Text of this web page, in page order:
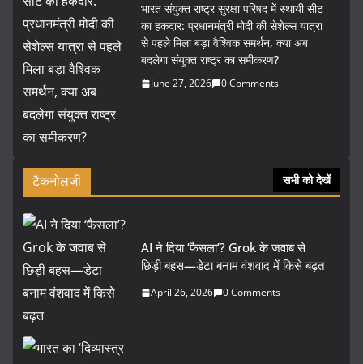
भारत संयुक्त राष्ट्र सुरक्षा परिषद में स्थायी सीट
का हकदार: प्रधानमंत्री मोदी की सेशेल्स यात्रा
से पहले मिला बड़ा वैश्विक समर्थन, क्या अब
बदलेगा संयुक्त राष्ट्र का समीकरण?
June 27, 2026 0 Comments
टैकनोलजी सभी को देखें
AI ने दिया ‘फैसला’? Grok के जवाब से
छिड़ी बहस—डेटा बनाम वंशवाद में किसे बढ़त
April 26, 2026 0 Comments